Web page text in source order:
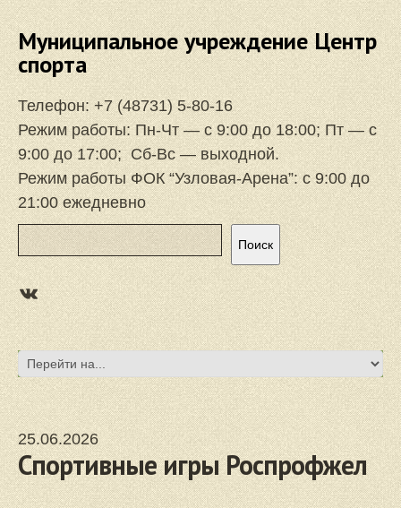
Муниципальное учреждение Центр
спорта
Телефон:+7 (48731) 5-80-16
Режим работы: Пн-Чт — с 9:00 до 18:00; Пт — с
9:00 до 17:00; Сб-Вс — выходной.
Режим работы ФОК “Узловая-Арена”: с 9:00 до
21:00 ежедневно
Поиск
Поиск
https://vk.com/focuzlarena
25.06.2026
Спортивные игры Роспрофжел